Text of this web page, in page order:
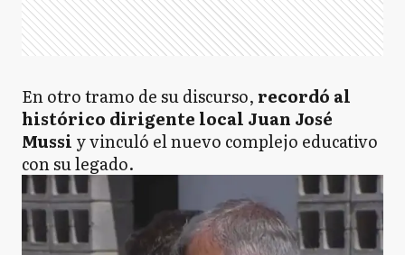
En otro tramo de su discurso, recordó al
histórico dirigente local Juan José
Mussi y vinculó el nuevo complejo educativo
con su legado.